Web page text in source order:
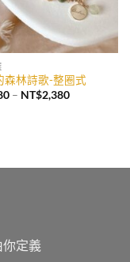
森林詩歌-整圈式
– NT$2,380價
定義